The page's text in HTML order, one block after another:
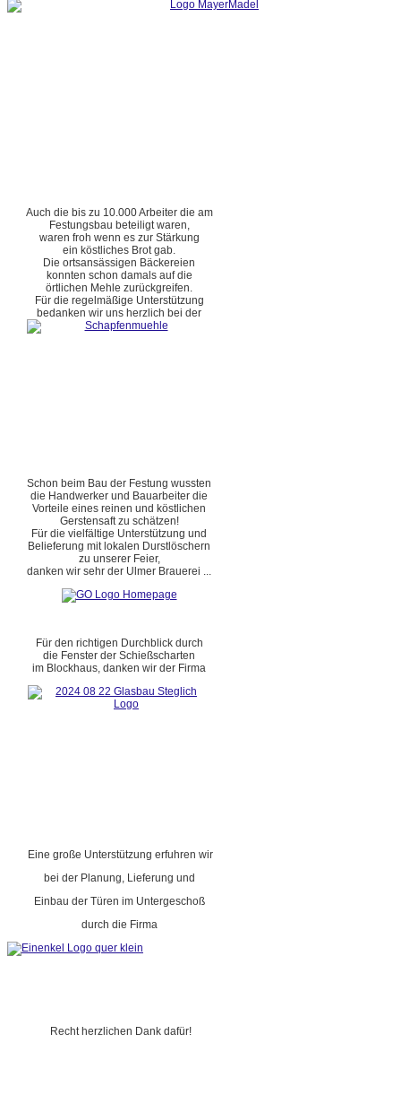
Auch die bis zu 10.000 Arbeiter die am
Festungsbau beteiligt waren,
waren froh wenn es zur Stärkung
ein köstliches Brot gab.
Die ortsansässigen Bäckereien
konnten schon damals auf die
örtlichen Mehle zurückgreifen.
Für die regelmäßige Unterstützung
bedanken wir uns herzlich bei der
Schon beim Bau der Festung wussten
die Handwerker und Bauarbeiter die
Vorteile eines reinen und köstlichen
Gerstensaft zu schätzen!
Für die vielfältige Unterstützung und
Belieferung mit lokalen Durstlöschern
zu unserer Feier,
danken wir sehr der Ulmer Brauerei ...
Für den richtigen Durchblick durch
die Fenster der Schießscharten
im Blockhaus, danken wir der Firma
Eine große Unterstützung erfuhren wir
bei der Planung, Lieferung und
Einbau der Türen im Untergeschoß
durch die Firma
Recht herzlichen Dank dafür!